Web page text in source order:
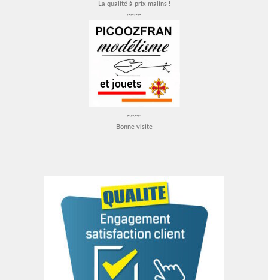
La qualité à prix malins !
~~~~
~~~~
Bonne visite